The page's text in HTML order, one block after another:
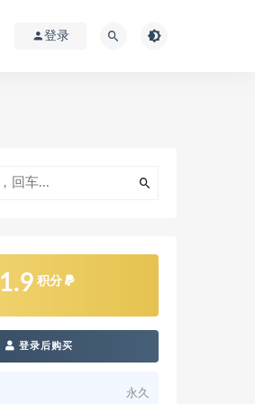
登录
1.9 积分
登录后购买
永久